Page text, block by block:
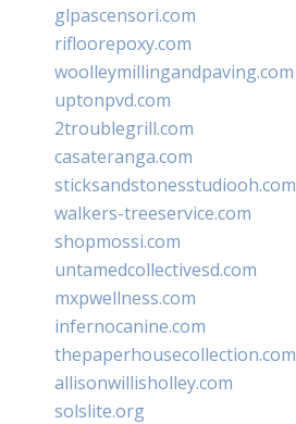
glpascensori.com
rifloorepoxy.com
woolleymillingandpaving.com
uptonpvd.com
2troublegrill.com
casateranga.com
sticksandstonesstudiooh.com
walkers-treeservice.com
shopmossi.com
untamedcollectivesd.com
mxpwellness.com
infernocanine.com
thepaperhousecollection.com
allisonwillisholley.com
solslite.org